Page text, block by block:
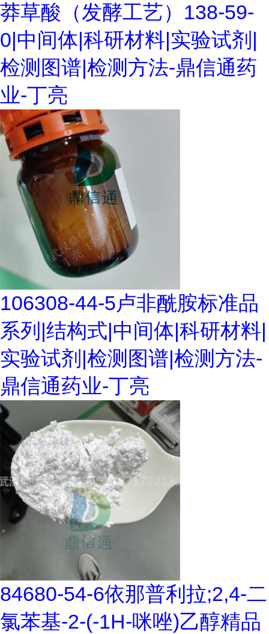
莽草酸（发酵工艺）138-59-
0|中间体|科研材料|实验试剂|
检测图谱|检测方法-鼎信通药
业-丁亮
106308-44-5卢非酰胺标准品
系列|结构式|中间体|科研材料|
实验试剂|检测图谱|检测方法-
鼎信通药业-丁亮
84680-54-6依那普利拉;2,4-二
氯苯基-2-(-1H-咪唑)乙醇精品